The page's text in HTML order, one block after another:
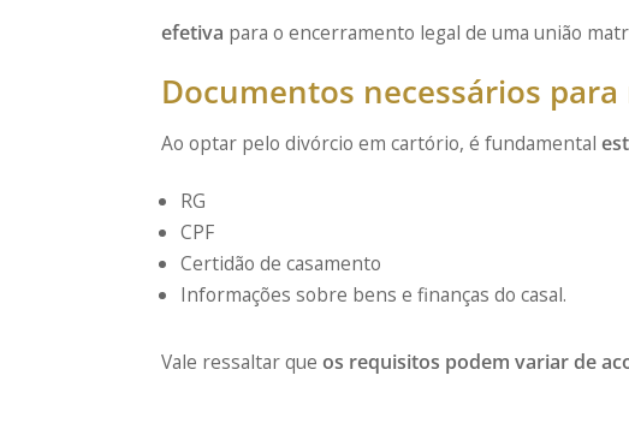
efetiva para o encerramento legal de uma união
Documentos necessários
Ao optar pelo divórcio em cartório, é fundamental
RG
CPF
Certidão de casamento
Informações sobre bens e finanças do casal.
Vale ressaltar queos requisitos podem variar de